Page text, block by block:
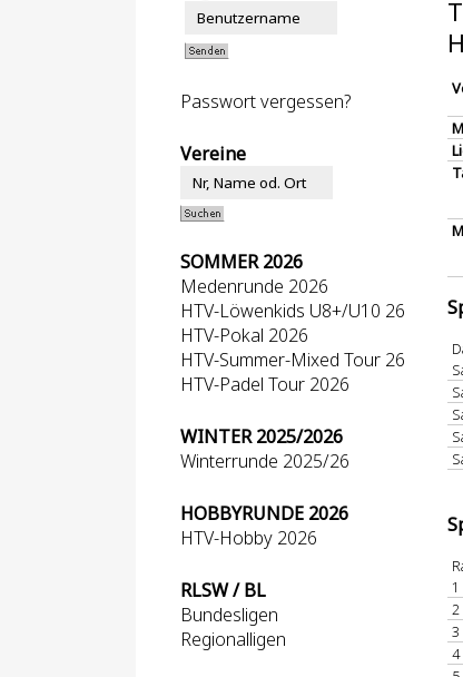
Passwort vergessen?
Vereine
SOMMER 2026
Medenrunde 2026
HTV-Löwenkids U8+/U10 26
HTV-Pokal 2026
HTV-Summer-Mixed Tour 26
HTV-Padel Tour 2026
WINTER 2025/2026
Winterrunde 2025/26
HOBBYRUNDE 2026
HTV-Hobby 2026
RLSW / BL
Bundesligen
Regionalligen
1
2
3
4